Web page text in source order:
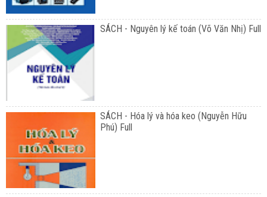
SÁCH - Nguyên lý kế toán (Võ Văn Nhị) Full
SÁCH - Hóa lý và hóa keo (Nguyễn Hữu
Phú) Full